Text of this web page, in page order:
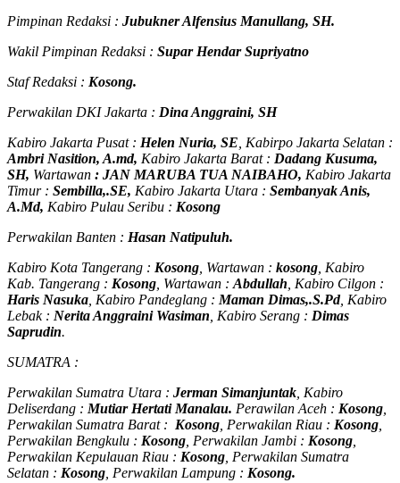
Pimpinan Redaksi : Jubukner Alfensius Manullang, SH.
Wakil Pimpinan Redaksi : Supar Hendar Supriyatno
Staf Redaksi : Kosong.
Perwakilan DKI Jakarta : Dina Anggraini, SH
Kabiro Jakarta Pusat : Helen Nuria, SE , Kabirpo Jakarta Selatan :
Ambri Nasition, A.md, Kabiro Jakarta Barat : Dadang Kusuma,
SH, Wartawan : JAN MARUBA TUA NAIBAHO, Kabiro Jakarta
Timur : Sembilla,.SE, Kabiro Jakarta Utara : Sembanyak Anis,
A.Md, Kabiro Pulau Seribu : Kosong
Perwakilan Banten : Hasan Natipuluh.
Kabiro Kota Tangerang : Kosong , Wartawan : kosong , Kabiro
Kab. Tangerang : Kosong , Wartawan : Abdullah , Kabiro Cilgon :
Haris Nasuka , Kabiro Pandeglang : Maman Dimas,.S.Pd, Kabiro
Lebak : Nerita Anggraini Wasiman , Kabiro Serang : Dimas
Saprudin.
SUMATRA :
Perwakilan Sumatra Utara : Jerman Simanjuntak , Kabiro
Deliserdang : Mutiar Hertati Manalau. Perawilan Aceh : Kosong
Perwakilan Sumatra Barat : Kosong , Perwakilan Riau : Kosong
Perwakilan Bengkulu : Kosong , Perwakilan Jambi : Kosong
Perwakilan Kepulauan Riau : Kosong , Perwakilan Sumatra
Selatan : Kosong , Perwakilan Lampung : Kosong.